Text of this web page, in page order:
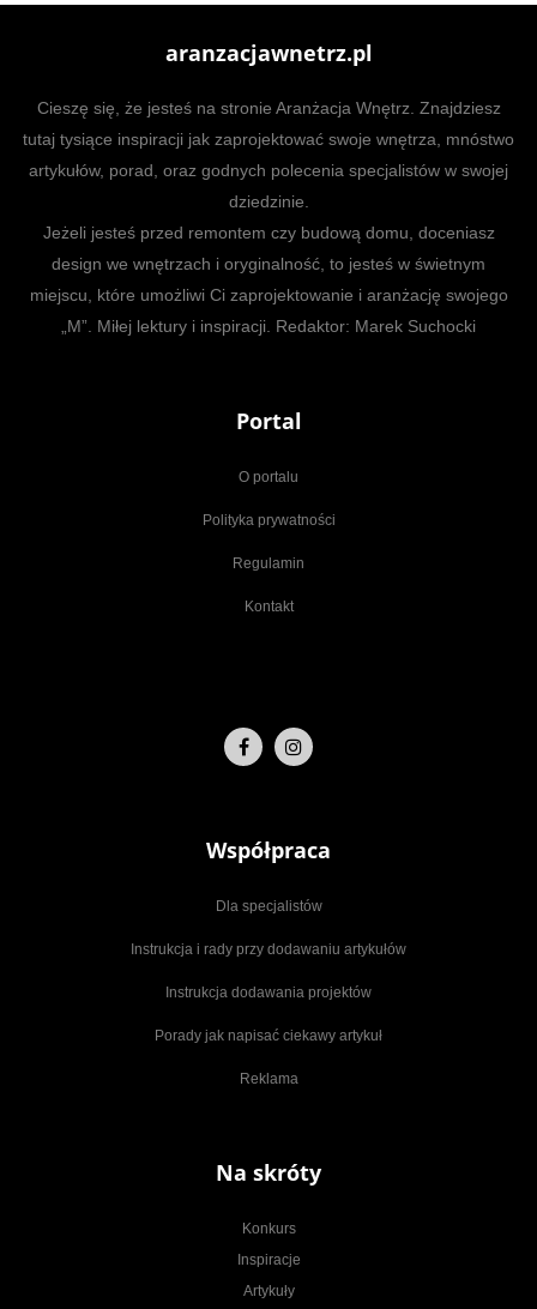
aranzacjawnetrz.pl
Cieszę się, że jesteś na stronie Aranżacja Wnętrz. Znajdziesz
tutaj tysiące inspiracji jak zaprojektować swoje wnętrza, mnóstwo
artykułów, porad, oraz godnych polecenia specjalistów w swojej
dziedzinie.
Jeżeli jesteś przed remontem czy budową domu, doceniasz
design we wnętrzach i oryginalność, to jesteś w świetnym
miejscu, które umożliwi Ci zaprojektowanie i aranżację swojego
„M”. Miłej lektury i inspiracji. Redaktor: Marek Suchocki
Portal
O portalu
Polityka prywatności
Regulamin
Kontakt
Współpraca
Dla specjalistów
Instrukcja i rady przy dodawaniu artykułów
Instrukcja dodawania projektów
Porady jak napisać ciekawy artykuł
Reklama
Na skróty
Konkurs
Inspiracje
Artykuły